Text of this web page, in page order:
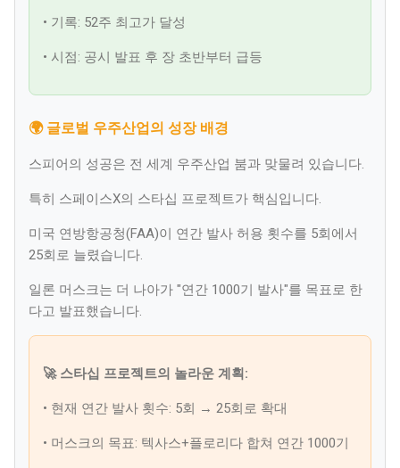
• 기록: 52주 최고가 달성
• 시점: 공시 발표 후 장 초반부터 급등
🌍 글로벌 우주산업의 성장 배경
스피어의 성공은 전 세계 우주산업 붐과 맞물려 있습니다.
특히 스페이스X의 스타십 프로젝트가 핵심입니다.
미국 연방항공청(FAA)이 연간 발사 허용 횟수를 5회에서
25회로 늘렸습니다.
일론 머스크는 더 나아가 "연간 1000기 발사"를 목표로 한
다고 발표했습니다.
🚀 스타십 프로젝트의 놀라운 계획:
• 현재 연간 발사 횟수: 5회 → 25회로 확대
• 머스크의 목표: 텍사스+플로리다 합쳐 연간 1000기